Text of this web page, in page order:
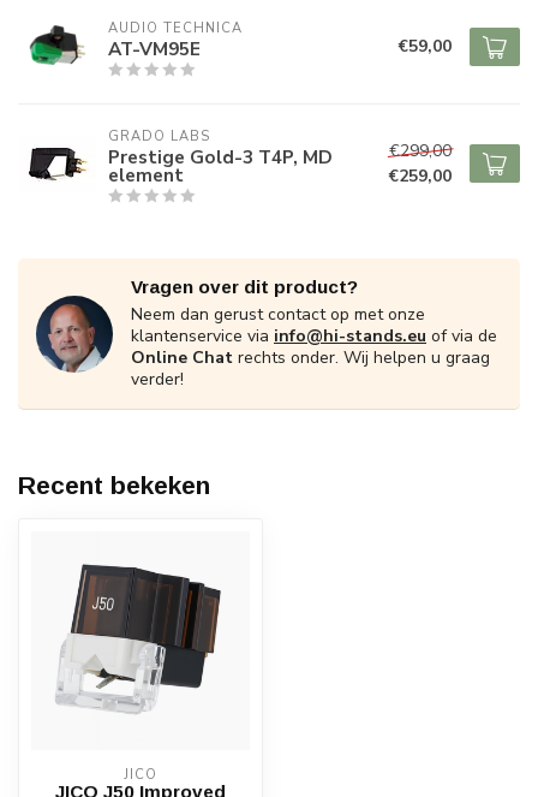
AUDIO TECHNICA
AT-VM95E €59,00
GRADO LABS
Prestige Gold-3 T4P, MD
element
€299,00
€259,00
Vragen over dit product?
Neem dan gerust contact op met onze
klantenservice via info@hi-stands.eu of via de
Online Chat rechts onder. Wij helpen u graag
verder!
Recent bekeken
JICO
JICO J50 Improved